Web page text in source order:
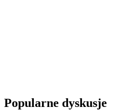
Popularne dyskusje